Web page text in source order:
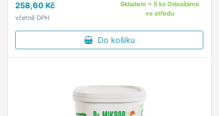
258,60 Kč
včetně DPH
Skladem > 5 ks Odesíláme
ve středu
Do košíku